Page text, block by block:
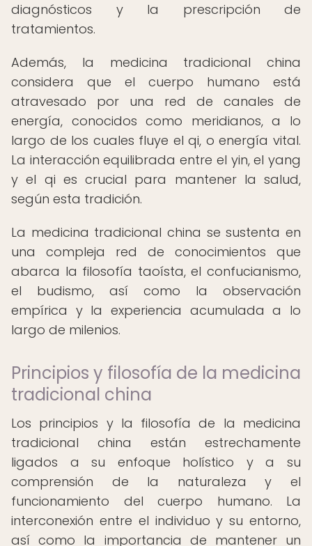
diagnósticos y la prescripción de
tratamientos.
Además, la medicina tradicional china
considera que el cuerpo humano está
atravesado por una red de canales de
energía, conocidos como meridianos, a lo
largo de los cuales fluye el qi, o energía vital.
La interacción equilibrada entre el yin, el yang
y el qi es crucial para mantener la salud,
según esta tradición.
La medicina tradicional china se sustenta en
una compleja red de conocimientos que
abarca la filosofía taoísta, el confucianismo,
el budismo, así como la observación
empírica y la experiencia acumulada a lo
largo de milenios.
Principios y filosofía de la medicina
tradicional china
Los principios y la filosofía de la medicina
tradicional china están estrechamente
ligados a su enfoque holístico y a su
comprensión de la naturaleza y el
funcionamiento del cuerpo humano. La
interconexión entre el individuo y su entorno,
así como la importancia de mantener un